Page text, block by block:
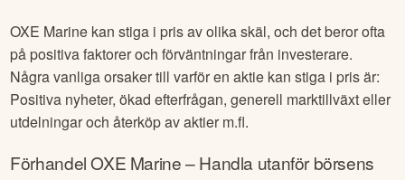
OXE Marine kan stiga i pris av olika skäl, och det beror ofta
på positiva faktorer och förväntningar från investerare.
Några vanliga orsaker till varför en aktie kan stiga i pris är:
Positiva nyheter, ökad efterfrågan, generell marktillväxt eller
utdelningar och återköp av aktier m.fl.
FörhandelOXE Marine– Handla utanför börsens